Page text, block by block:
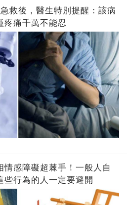
救後，醫生特別提醒：該病
疼痛千萬不能忍
情感障礙超棘手！一般人自
些行為的人一定要避開